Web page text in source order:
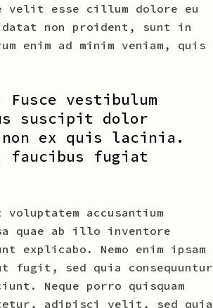
velit esse cillum dolore eu
non proident, sunt in
enim ad minim veniam, quis
vestibulum
suscipit dolor
non ex quis lacinia.
faucibus fugiat
accusantium
quae ab illo inventore
Nemo enim ipsam
fugit, sed quia consequuntur
Neque porro quisquam
adipisci velit, sed quia